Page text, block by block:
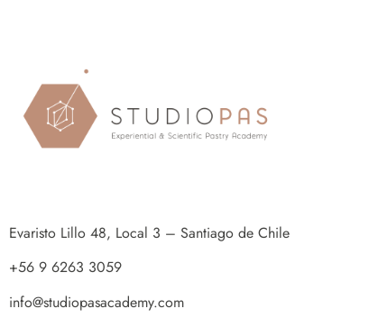
Evaristo Lillo 48, Local 3 – Santiago de Chile
+56 9 6263 3059
info@studiopasacademy.com